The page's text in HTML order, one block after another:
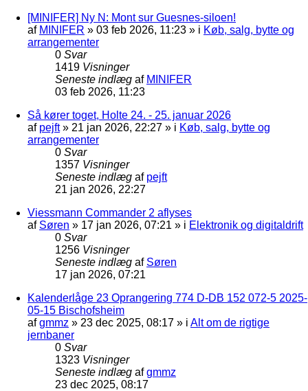
[MINIFER] Ny N: Mont sur Guesnes-siloen!
af MINIFER » 03 feb 2026, 11:23 » i Køb, salg, bytte og
arrangementer
0 Svar
1419 Visninger
Seneste indlæg af MINIFER
03 feb 2026, 11:23
Så kører toget, Holte 24. - 25. januar 2026
af pejft» 21 jan 2026, 22:27 » i Køb, salg, bytte og
arrangementer
0 Svar
1357 Visninger
Seneste indlæg af pejft
21 jan 2026, 22:27
Viessmann Commander 2 aflyses
af Søren » 17 jan 2026, 07:21 » i Elektronik og digitaldrift
0 Svar
1256 Visninger
Seneste indlæg af Søren
17 jan 2026, 07:21
Kalenderlåge 23 Oprangering 774 D-DB 152 072-5 2025-
05-15 Bischofsheim
afgmmz » 23 dec 2025, 08:17 » i Alt om de rigtige
jernbaner
0 Svar
1323 Visninger
Seneste indlæg afgmmz
23 dec 2025, 08:17